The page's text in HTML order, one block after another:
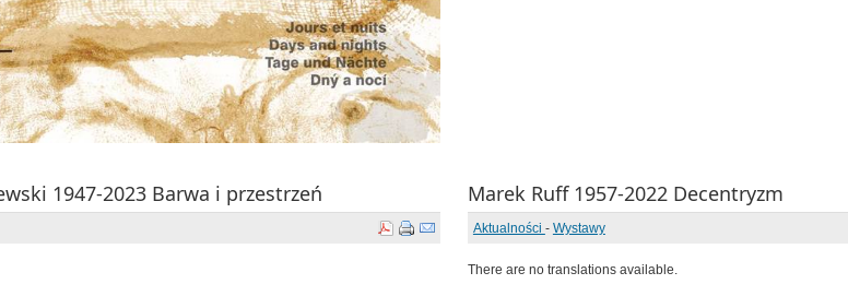
1947-2023 Barwa i przestrzeń Marek Ruff 1957-2022 Decentryzm
Aktualności - Wystawy
There are no translations available.